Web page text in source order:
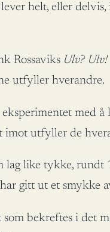
helt, eller
Rossaviks Ulv? Ulv!
utfyller hverandre.
med
imot utfyller de
lag like tykke,
har gitt ut et smykke
bekreftes i det